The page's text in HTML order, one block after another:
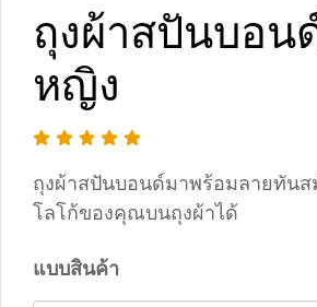
ถุงผ้าสปันบอน
หญิง
ถุงผ้าสปันบอนด์มาพร้อมลายทัน
โลโก้ของคุณบนถุงผ้าได้
แบบสินค้า